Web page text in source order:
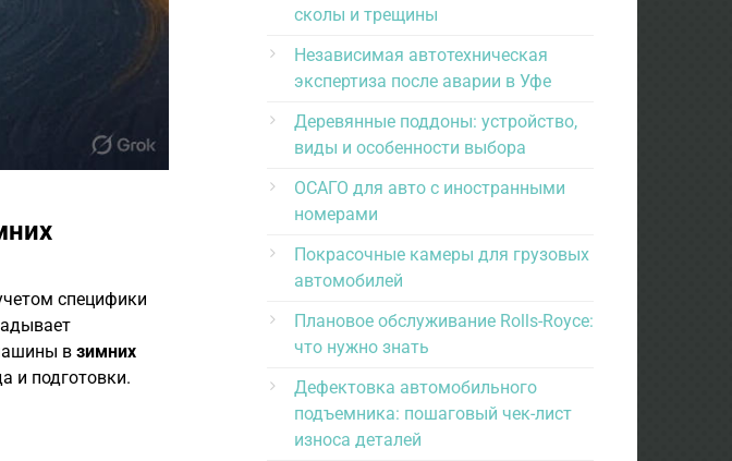
специфики
в зимних
и подготовки.
сколы и трещины
Независимая автотехническая
экспертиза после аварии в Уфе
Деревянные поддоны: устройство,
виды и особенности выбора
ОСАГО для авто с иностранными
номерами
Покрасочные камеры для грузовых
автомобилей
Плановое обслуживание Rolls-Royce:
что нужно знать
Дефектовка автомобильного
подъемника: пошаговый чек-лист
износа деталей